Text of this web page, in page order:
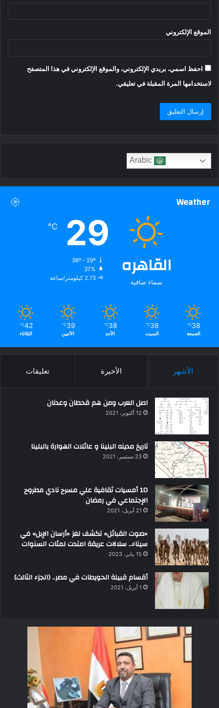
الموقع الإلكتروني
احفظ اسمي، بريدي الإلكتروني، والموقع الإلكتروني في هذا المتصفح
لاستخدامها المرة المقبلة في تعليقي.
Weather
القاهره
سماء صافية
29
℃
38º - 29º
37%
2.73 كيلومتر/ساعة
38
℃
الجمعة
38
℃
السبت
38
℃
الأحد
39
℃
الأثنين
42
℃
الثلاثاء
الأشهر الأخيرة تعليقات
اصل العرب ومن هم قحطان وعدنان
12 أكتوبر، 2021
تاريخ مدينه البلينا و عائلات الهوارة بالبلينا
23 سبتمبر، 2021
10 أمسيات ثقافية علي مسرح نادي مطروح
الإجتماعي في رمضان
21 أبريل، 2021
«صوت القبائل» تكشف لغز «أرسان الإبل» في
سيناء.. سلالات عريقة امتدت لمئات السنوات
15 يناير، 2023
أقسام قبيلة الحويطات في مصر.. (الجزء الثالث)
1 أبريل، 2021